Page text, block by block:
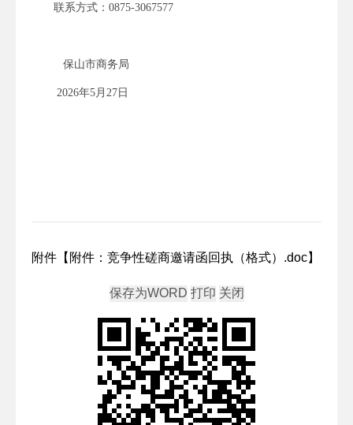
联系方式： 0875-3067577
保山市商务局
2026年5月27日
附件【 附件：竞争性磋商邀请函回执（格式）.doc】